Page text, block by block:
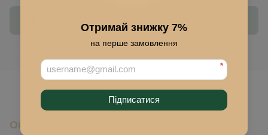
Отримай знижку 7%
на перше замовлення
*
Підписатися
Купить
для отображения накопительной скидки
Описание